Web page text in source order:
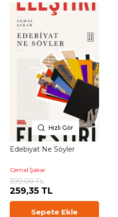
Hızlı Gör
Edebiyat Ne Söyler
Cemal Şakar
399,00 TL
259,35 TL
Sepete Ekle